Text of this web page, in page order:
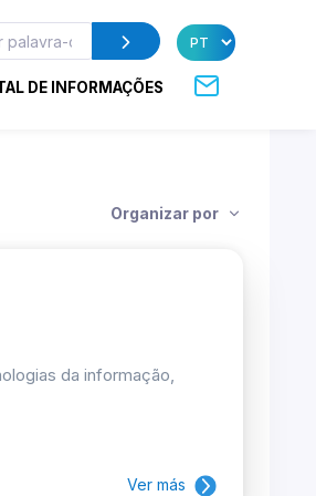
DE INFORMAÇÕES
Organizar por
da informação,
Ver más